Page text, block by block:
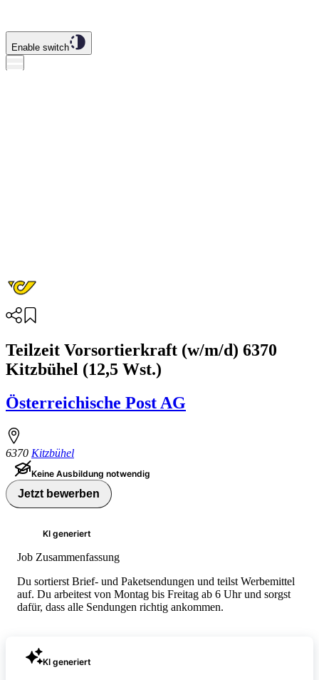
Enable switch
Teilzeit Vorsortierkraft (w/m/d) 6370
Kitzbühel (12,5 Wst.)
Österreichische Post AG
6370 Kitzbühel
Keine Ausbildung notwendig
Jetzt bewerben
KI generiert
Job Zusammenfassung
Du sortierst Brief- und Paketsendungen und teilst Werbemittel
auf. Du arbeitest von Montag bis Freitag ab 6 Uhr und sorgst
dafür, dass alle Sendungen richtig ankommen.
KI generiert